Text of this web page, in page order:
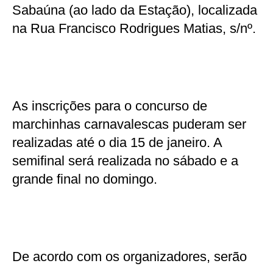
Sabaúna (ao lado da Estação), localizada
na Rua Francisco Rodrigues Matias, s/nº.
As inscrições para o concurso de
marchinhas carnavalescas puderam ser
realizadas até o dia 15 de janeiro. A
semifinal será realizada no sábado e a
grande final no domingo.
De acordo com os organizadores, serão